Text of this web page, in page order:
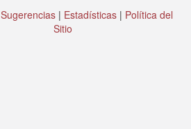
Sugerencias | Estadísticas | Política del
Sitio